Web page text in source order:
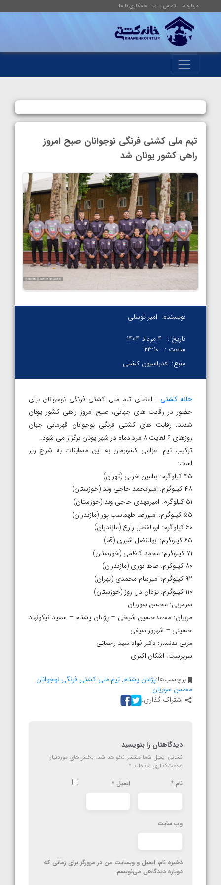
درباره ما تماس با ما همکاری با ما
تیم ملی کشتی فرنگی نوجوانان صبح امروز
راهی کشور یونان شد
نویسنده: امیر توسلی
تاریخ :
4 مرداد 1404
ساعت :
۲۳:۱۰
منبع: فدراسیون کشتی
خانه کشتی | اعضای تیم ملی کشتی فرنگی نوجوانان برای
حضور در رقابت های جهانی، صبح امروز راهی کشور یونان
شدند. رقابت های کشتی فرنگی نوجوانان قهرمانی جهان
روزهای ۶ لغایت ۸ مردادماه در شهر یونان برگزار می شود.
ترکیب تیم اعزامی کشورمان به این مسابقات به شرح زیر
است:
۴۵ کیلوگرم: بنامین خزلی (تهران)
۴۸ کیلوگرم: امیرمحمد حاجی وند (خوزستان)
۵۱ کیلوگرم: امیرمهدی حاجی وند (خوزستان)
۵۵ کیلوگرم: امیررضا طهماسب پور (مازندران)
۶۰ کیلوگرم: ابوالفضل زارع (مازندران)
۶۵ کیلوگرم: ابوالفضل شیری (قم)
۷۱ کیلوگرم: محمد کاظمی (خوزستان)
۸۰ کیلوگرم: طاها نوری (مازندران)
۹۲ کیلوگرم: امیرسام محمدی (تهران)
۱۱۰ کیلوگرم: یزدان دل روز (خوزستان)
سرمربی: محسن سوریان
مربیان: محمدحسین شیخی – پژمان پشتام – سعید نیکونهاد
حسینی – شهروز سیفی
مربی بدنساز: دکتر فواد سید رحمانی
سرپرست: اشکان اکبری
برچسب‌ها:پژمان پشتام,تیم ملی کشتی فرنگی نوجوانان,
محسن سوریان
اشتراک گذاری:
دیدگاهتان را بنویسید
نشانی ایمیل شما منتشر نخواهد شد. بخش‌های موردنیاز
علامت‌گذاری شده‌اند *
نام * ایمیل *
وب‌ سایت
ذخیره نام، ایمیل و وبسایت من در مرورگر برای زمانی که
دوباره دیدگاهی می‌نویسم.